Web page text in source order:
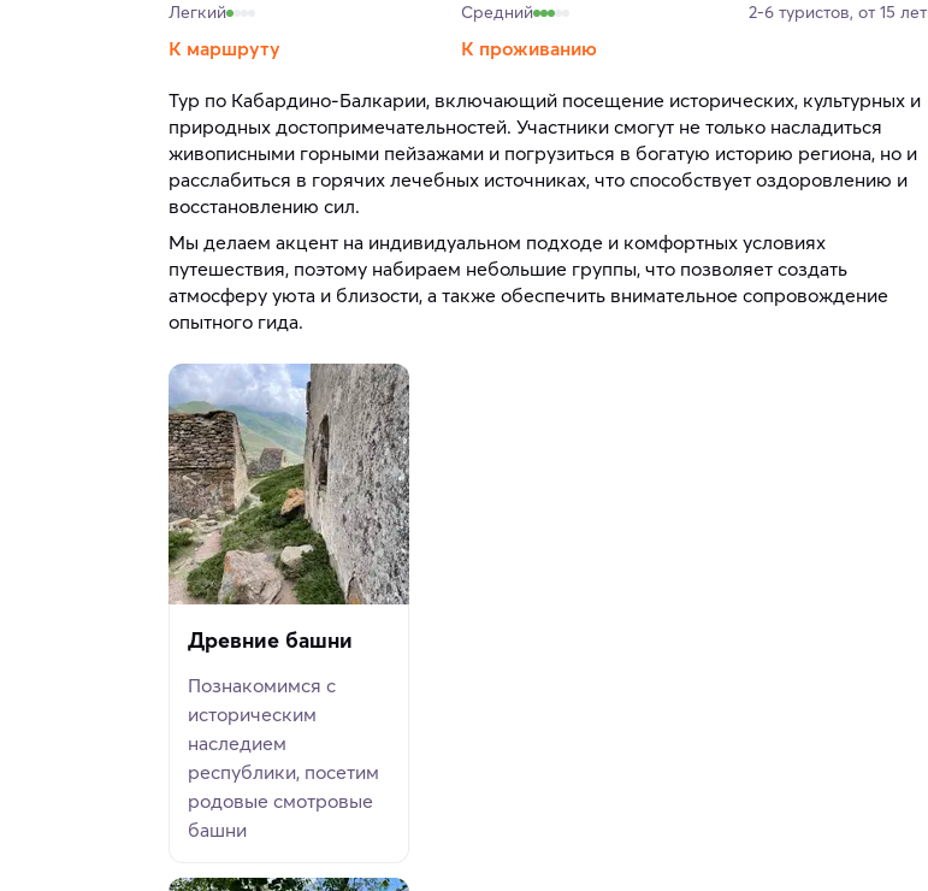
Легкий
К маршруту
Средний
К проживанию
2-6 туристов, от 15 лет
Тур по Кабардино-Балкарии, включающий посещение исторических, культурных и
природных достопримечательностей. Участники смогут не только насладиться
живописными горными пейзажами и погрузиться в богатую историю региона, но и
расслабиться в горячих лечебных источниках, что способствует оздоровлению и
восстановлению сил.
Мы делаем акцент на индивидуальном подходе и комфортных условиях
путешествия, поэтому набираем небольшие группы, что позволяет создать
атмосферу уюта и близости, а также обеспечить внимательное сопровождение
опытного гида.
Древние башни
Познакомимся с
историческим
наследием
республики, посетим
родовые смотровые
башни